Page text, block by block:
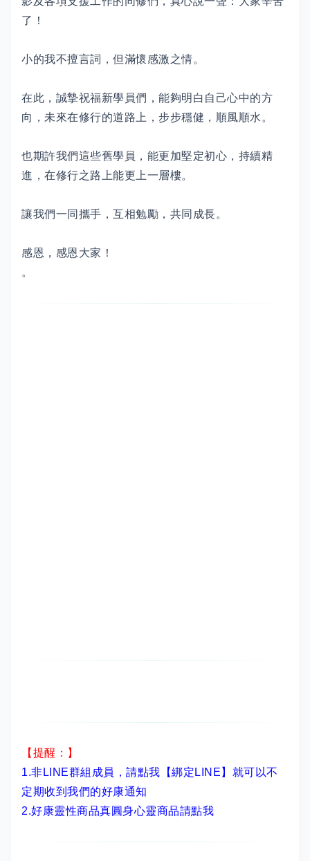
了！
小的我不擅言詞，但滿懷感激之情。
在此，誠摯祝福新學員們，能夠明白自己心中的方
向，未來在修行的道路上，步步穩健，順風順水。
也期許我們這些舊學員，能更加堅定初心，持續精
進，在修行之路上能更上一層樓。
讓我們一同攜手，互相勉勵，共同成長。
感恩，感恩大家！
。
【提醒：】
1.非LINE群組成員， 請點我【綁定LINE】 就可以不
定期收到我們的好康通知
2.好康靈性商品真圓身心靈商品請點我